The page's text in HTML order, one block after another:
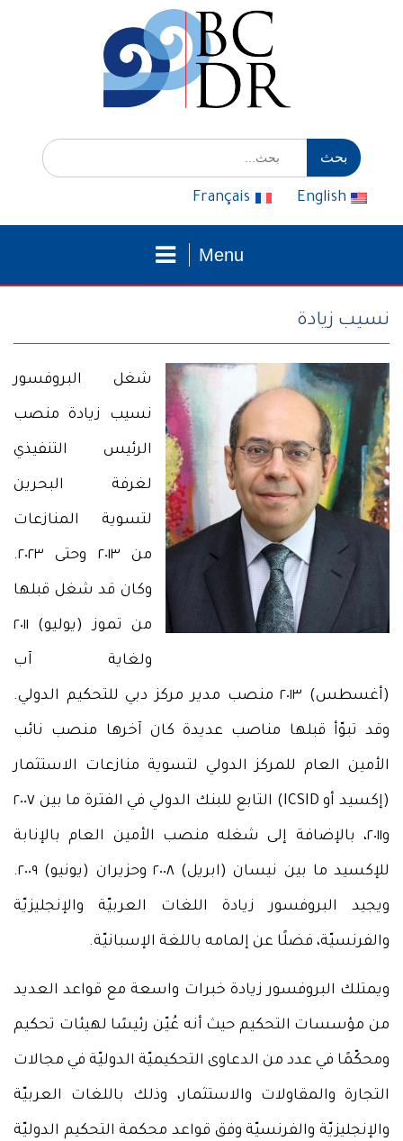
إبحث
عن:
English
Français
Menu
نسيب زيادة
شغل البروفسور
نسيب زيادة منصب
الرئيس التنفيذي
لغرفة البحرين
لتسوية المنازعات
من ٢٠١٣ وحتى ٢٠٢٣.
وكان قد شغل قبلها
من تموز (يوليو) ٢٠١١
ولغاية آب
(أغسطس) ٢٠١٣ منصب مدير مركز دبي للتحكيم الدولي.
وقد تبوّأ قبلها مناصب عديدة كان آخرها منصب نائب
الأمين العام للمركز الدولي لتسوية منازعات الاستثمار
(إكسيد أو ICSID) التابع للبنك الدولي في الفترة ما بين ٢٠٠٧
و٢٠١١، بالإضافة إلى شغله منصب الأمين العام بالإنابة
للإكسيد ما بين نيسان (ابريل) ٢٠٠٨ وحزيران (يونيو) ٢٠٠٩.
ويجيد البروفسور زيادة اللغات العربيّة والإنجليزيّة
والفرنسيّة، فضلًا عن إلمامه باللغة الإسبانيّة.
ويمتلك البروفسور زيادة خبرات واسعة مع قواعد العديد
من مؤسسات التحكيم حيث أنه عُيّن رئيسًا لهيئات تحكيم
ومحكّمًا في عدد من الدعاوى التحكيميّة الدوليّة في مجالات
التجارة والمقاولات والاستثمار، وذلك باللغات العربيّة
والإنجليزيّة والفرنسيّة وفق قواعد محكمة التحكيم الدوليّة